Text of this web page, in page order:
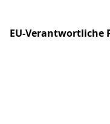
EU-Verantwortliche